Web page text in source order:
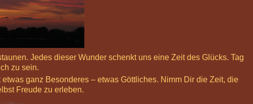
Jedes dieser Wunder schenkt uns eine Zeit des Glücks. Tag
zu sein.
ganz Besonderes – etwas Göttliches. Nimm Dir die Zeit, die
Freude zu erleben.